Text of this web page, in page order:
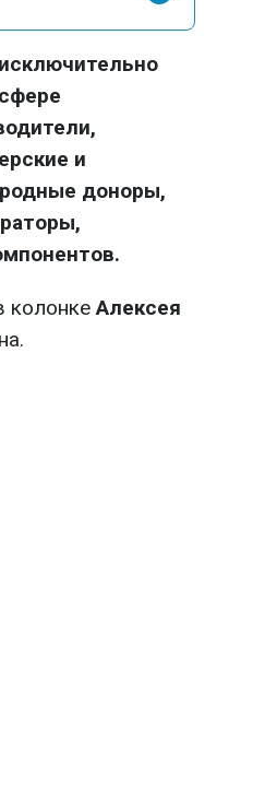
и
доноры,
колонкеАлексея